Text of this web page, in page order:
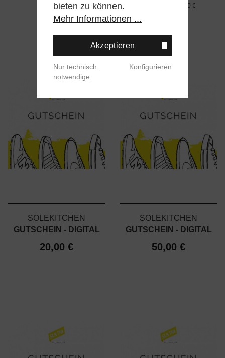
17,00 €
SOLEKITCHEN
GUTSCHEIN - DIGITAL
20,00 €
SOLEKITCHEN
GUTSCHEIN - DIGITAL
50,00 €
bieten zu können.
Mehr Informationen ...
Akzeptieren
Nur technisch
notwendige
Konfigurieren